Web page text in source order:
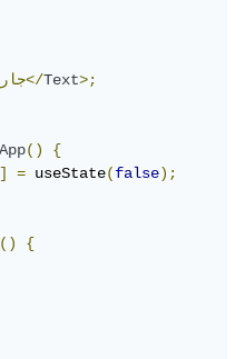
التحميل</Text>;
App()
{
] = useState(false);
()
{